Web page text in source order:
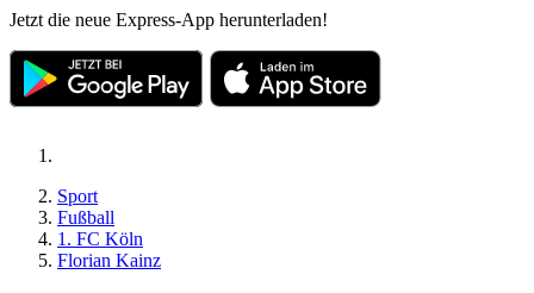
Jetzt die neue Express-App herunterladen!
Sport
Fußball
1. FC Köln
Florian Kainz